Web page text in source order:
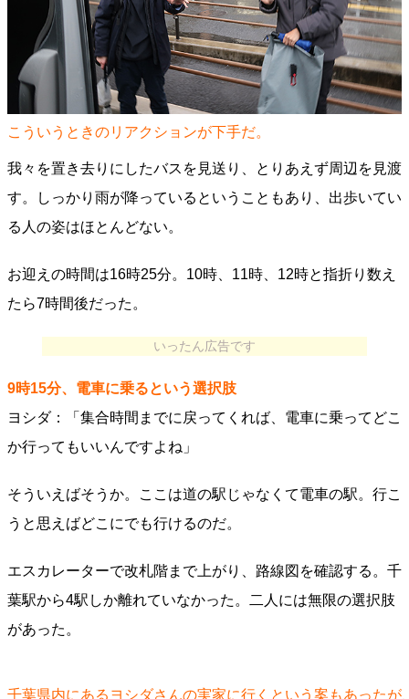
こういうときのリアクションが下手だ。
我々を置き去りにしたバスを見送り、とりあえず周辺を見渡
す。しっかり雨が降っているということもあり、出歩いてい
る人の姿はほとんどない。
お迎えの時間は16時25分。10時、11時、12時と指折り数え
たら7時間後だった。
いったん広告です
9時15分、電車に乗るという選択肢
ヨシダ：「集合時間までに戻ってくれば、電車に乗ってどこ
か行ってもいいんですよね」
そういえばそうか。ここは道の駅じゃなくて電車の駅。行こ
うと思えばどこにでも行けるのだ。
エスカレーターで改札階まで上がり、路線図を確認する。千
葉駅から4駅しか離れていなかった。二人には無限の選択肢
があった。
千葉県内にあるヨシダさんの実家に行くという案もあったが